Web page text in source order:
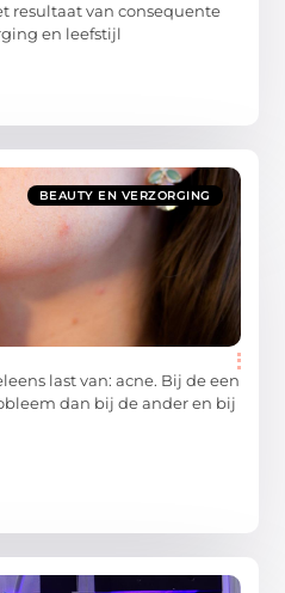
resultaat van consequente
en leefstijl
BEAUTY EN VERZORGING
last van: acne. Bij de een
dan bij de ander en bij